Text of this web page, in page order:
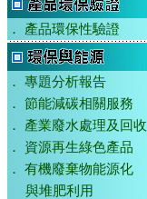
． 產品環保性驗證
．
專題分析報告
．
節能減碳相關服務
．
產業廢水處理及回收
．
資源再生綠色產品
．
有機廢棄物能源化
與堆肥利用